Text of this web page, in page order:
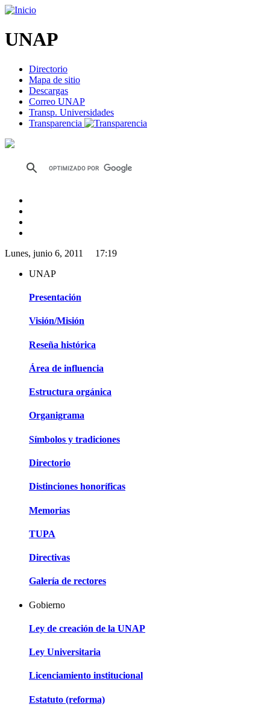
UNAP
Directorio
Mapa de sitio
Descargas
Correo UNAP
Transp. Universidades
Transparencia
Lunes, junio 6, 2011 17:19
UNAP
Presentación
Visión/Misión
Reseña histórica
Área de influencia
Estructura orgánica
Organigrama
Símbolos y tradiciones
Directorio
Distinciones honoríficas
Memorias
TUPA
Directivas
Galería de rectores
Gobierno
Ley de creación de la UNAP
Ley Universitaria
Licenciamiento institucional
Estatuto (reforma)